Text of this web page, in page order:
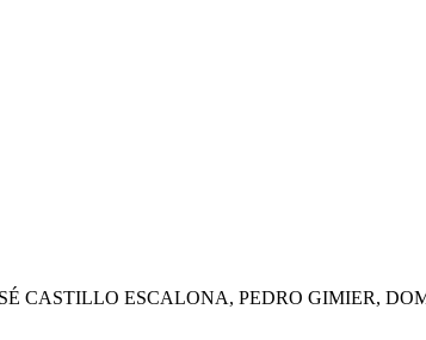
CASTILLO ESCALONA, PEDRO GIMIER,